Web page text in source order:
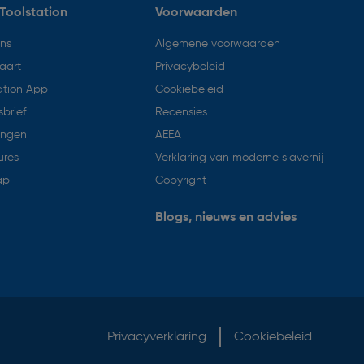
App
Voorwaarden
Algemene voorwaarden
Privacybeleid
Cookiebeleid
Recensies
AEEA
Verklaring van moderne slavernij
Copyright
Blogs, nieuws en advies
Privacyverklaring Cookiebeleid